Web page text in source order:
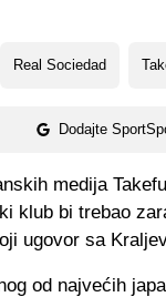
Real Sociedad
Dodajte
medija
klub bi trebao
ugovor sa
od najvećih